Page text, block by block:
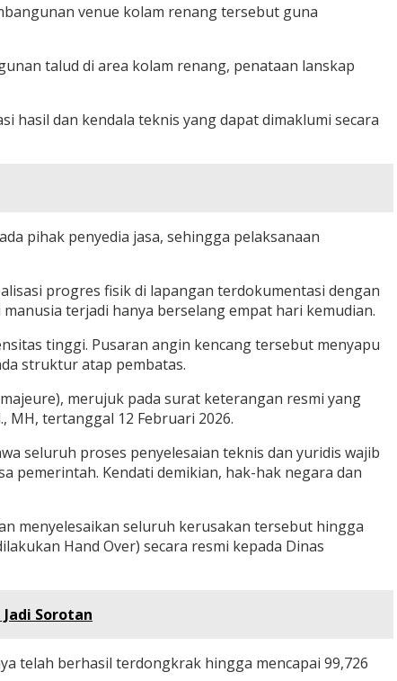
venue kolam renang tersebut guna
talud di area kolam renang, penataan lanskap
hasil dan kendala teknis yang dapat dimaklumi secara
pihak penyedia jasa, sehingga pelaksanaan
progres fisik di lapangan terdokumentasi dengan
terjadi hanya berselang empat hari kemudian.
tinggi. Pusaran angin kencang tersebut menyapu
struktur atap pembatas.
merujuk pada surat keterangan resmi yang
MH, tertanggal 12 Februari 2026.
seluruh proses penyelesaian teknis dan yuridis wajib
pemerintah. Kendati demikian, hak-hak negara dan
menyelesaikan seluruh kerusakan tersebut hingga
Hand Over) secara resmi kepada Dinas
Sorotan
telah berhasil terdongkrak hingga mencapai 99,726